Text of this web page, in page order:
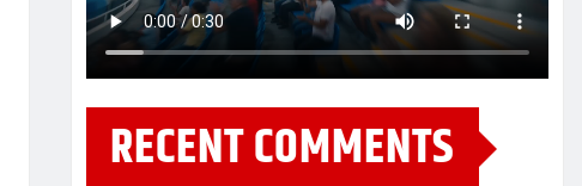
RECENT COMMENTS